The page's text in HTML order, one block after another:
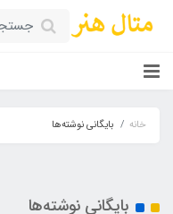
خانه بایگانی نوشته‌ها
بایگانی نوشته‌ها